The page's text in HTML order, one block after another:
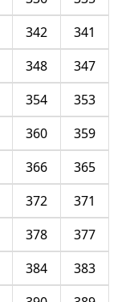
341
342
347
348
353
354
359
360
365
366
371
372
377
378
383
384